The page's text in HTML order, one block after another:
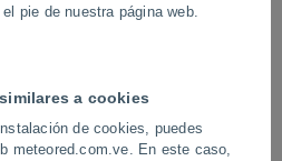
pie de nuestra página web.
a cookies
de cookies, puedes
meteored.com.ve. En este caso,
Ayer